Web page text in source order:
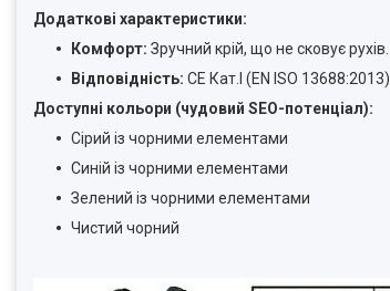
Додаткові характеристики:
Комфорт: Зручний крій, що не сковує рухів.
Відповідність: CE Кат.I (EN ISO 13688:2013).
Доступні кольори (чудовий SEO-потенціал):
Сірий із чорними елементами
Синій із чорними елементами
Зелений із чорними елементами
Чистий чорний